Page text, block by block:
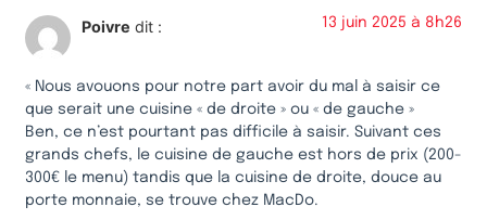
Poivre dit : 13 juin 2025 à 8h26
« Nous avouons pour notre part avoir du mal à saisir ce
que serait une cuisine « de droite » ou « de gauche »
Ben, ce n’est pourtant pas difficile à saisir. Suivant ces
grands chefs, le cuisine de gauche est hors de prix (200-
300€ le menu) tandis que la cuisine de droite, douce au
porte monnaie, se trouve chez MacDo.